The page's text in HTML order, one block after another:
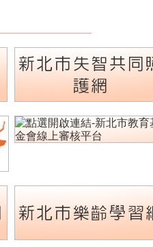
新北市失智共同
護網
新北市樂齡學習